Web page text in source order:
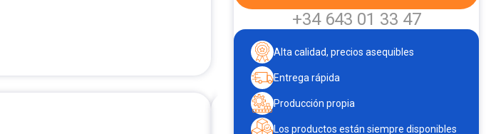
+34 643 01 33 47
Alta calidad, precios asequibles
Entrega rápida
Producción propia
Los productos están siempre disponibles